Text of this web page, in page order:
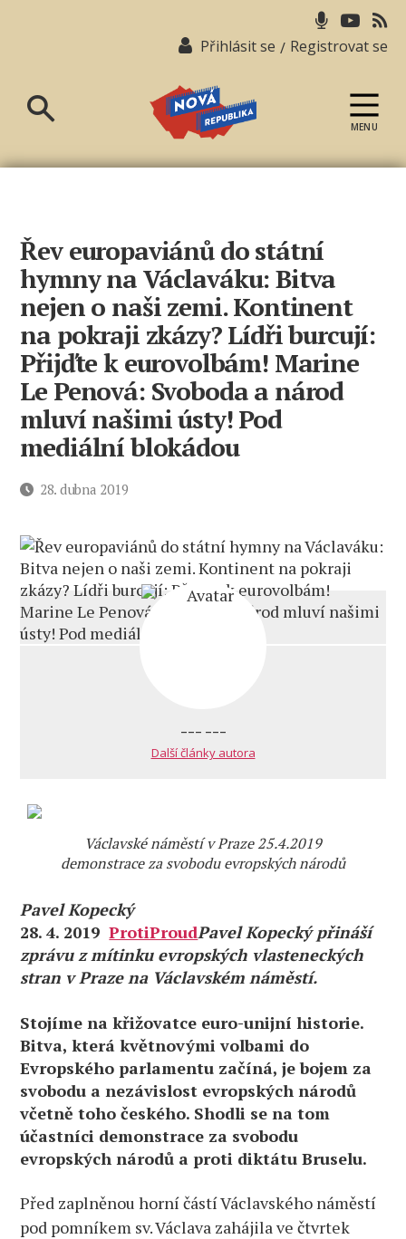
Přihlásit se / Registrovat se
republika
MENU
Řev europaviánů do státní
hymny na Václaváku: Bitva
nejen o naši zemi. Kontinent
na pokraji zkázy? Lídři burcují:
Přijďte k eurovolbám! Marine
Le Penová: Svoboda a národ
mluví našimi ústy! Pod
mediální blokádou
Datum28. dubna 2019
--- ---
Další články autora
Václavské náměstí v Praze 25.4.2019
demonstrace za svobodu evropských národů
Pavel Kopecký
28. 4. 2019ProtiProudPavel Kopeckýpřináší
zprávu z mítinku evropských vlasteneckých
stran v Praze na Václavském náměstí.
Stojíme na křižovatce euro-unijní historie.
Bitva, která květnovými volbami do
Evropského parlamentu začíná, je bojem za
svobodu a nezávislost evropských národů
včetně toho českého. Shodli se na tom
účastníci demonstrace za svobodu
evropských národů a proti diktátu Bruselu.
Před zaplněnou horní částí Václavského náměstí
pod pomníkem sv. Václava zahájila ve čtvrtek